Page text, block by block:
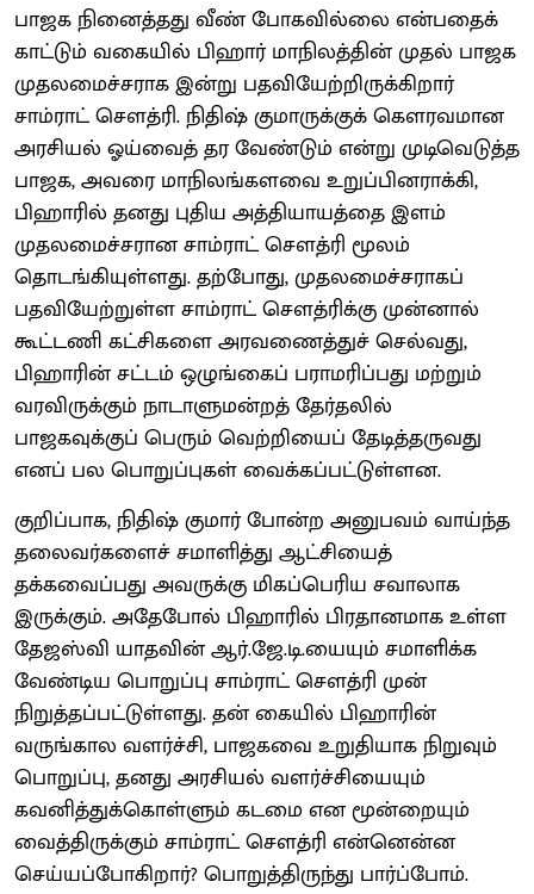
பாஜக நினைத்தது வீண் போகவில்லை என்பதைக்
காட்டும் வகையில் பிஹார் மாநிலத்தின் முதல் பாஜக
முதலமைச்சராக இன்று பதவியேற்றிருக்கிறார்
சாம்ராட் சௌத்ரி. நிதிஷ் குமாருக்குக் கௌரவமான
அரசியல் ஓய்வைத் தர வேண்டும் என்று முடிவெடுத்த
பாஜக, அவரை மாநிலங்களவை உறுப்பினராக்கி,
பிஹாரில் தனது புதிய அத்தியாயத்தை இளம்
முதலமைச்சரான சாம்ராட் சௌத்ரி மூலம்
தொடங்கியுள்ளது. தற்போது, முதலமைச்சராகப்
பதவியேற்றுள்ள சாம்ராட் சௌத்ரிக்கு முன்னால்
கூட்டணி கட்சிகளை அரவணைத்துச் செல்வது,
பிஹாரின் சட்டம் ஒழுங்கைப் பராமரிப்பது மற்றும்
வரவிருக்கும் நாடாளுமன்றத் தேர்தலில்
பாஜகவுக்குப் பெரும் வெற்றியைப் தேடித்தருவது
எனப் பல பொறுப்புகள் வைக்கப்பட்டுள்ளன.
குறிப்பாக, நிதிஷ் குமார் போன்ற அனுபவம் வாய்ந்த
தலைவர்களைச் சமாளித்து ஆட்சியைத்
தக்கவைப்பது அவருக்கு மிகப்பெரிய சவாலாக
இருக்கும். அதேபோல் பிஹாரில் பிரதானமாக உள்ள
தேஜஸ்வி யாதவின் ஆர்.ஜே.டி.யையும் சமாளிக்க
வேண்டிய பொறுப்பு சாம்ராட் சௌத்ரி முன்
நிறுத்தப்பட்டுள்ளது. தன் கையில் பிஹாரின்
வருங்கால வளர்ச்சி, பாஜகவை உறுதியாக நிறுவும்
பொறுப்பு, தனது அரசியல் வளர்ச்சியையும்
கவனித்துக்கொள்ளும் கடமை என மூன்றையும்
வைத்திருக்கும் சாம்ராட் சௌத்ரி என்னென்ன
செய்யப்போகிறார்? பொறுத்திருந்து பார்ப்போம்.